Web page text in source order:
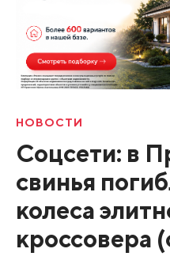
НОВОСТИ
Соцсети: в
свинья
колеса
кроссовера